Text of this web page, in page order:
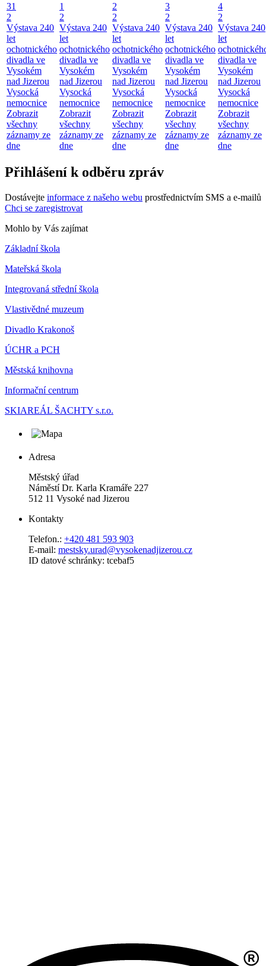
31
2
Výstava 240
let
ochotnického
divadla ve
Vysokém
nad Jizerou
Vysocká
nemocnice
Zobrazit
všechny
záznamy ze
dne
1
2
Výstava 240
let
ochotnického
divadla ve
Vysokém
nad Jizerou
Vysocká
nemocnice
Zobrazit
všechny
záznamy ze
dne
2
2
Výstava 240
let
ochotnického
divadla ve
Vysokém
nad Jizerou
Vysocká
nemocnice
Zobrazit
všechny
záznamy ze
dne
3
2
Výstava 240
let
ochotnického
divadla ve
Vysokém
nad Jizerou
Vysocká
nemocnice
Zobrazit
všechny
záznamy ze
dne
4
2
Výstava 240
let
divadla ve
Vysokém
nad Jizerou
Vysocká
nemocnice
Zobrazit
všechny
záznamy ze
dne
Přihlášení k odběru zpráv
Dostávejte informace z našeho webu prostřednictvím SMS a e-mailů
Chci se zaregistrovat
Mohlo by Vás zajímat
Základní škola
Mateřská škola
Integrovaná střední škola
Vlastivědné muzeum
Divadlo Krakonoš
ÚCHR a PCH
Městská knihovna
Informační centrum
SKIAREÁL ŠACHTY s.r.o.
Adresa
Městský úřad
Náměstí Dr. Karla Kramáře 227
512 11 Vysoké nad Jizerou
Kontakty
Telefon.: +420 481 593 903
E-mail: mestsky.urad@vysokenadjizerou.cz
ID datové schránky: tcebaf5